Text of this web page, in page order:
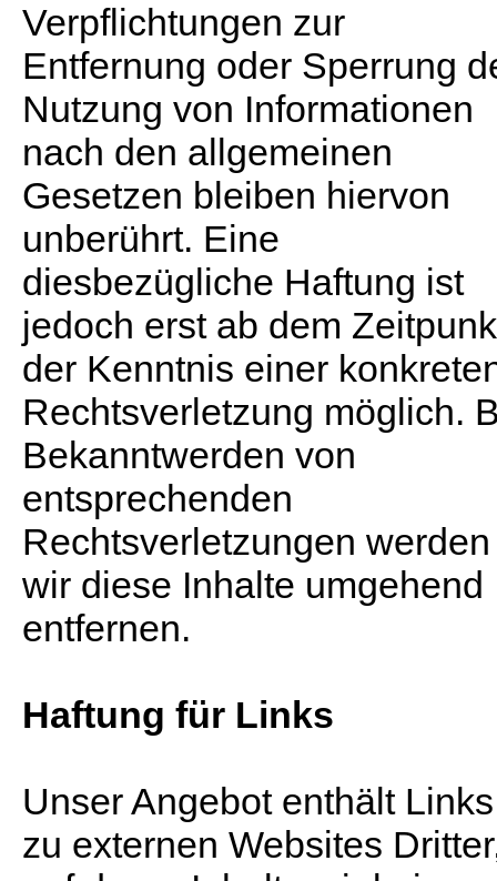
Verpflichtungen zur
Entfernung oder Sperrung
Nutzung von Informationen
nach den allgemeinen
Gesetzen bleiben hiervon
unberührt. Eine
diesbezügliche Haftung ist
jedoch erst ab dem
der Kenntnis einer
Rechtsverletzung möglich.
Bekanntwerden von
entsprechenden
Rechtsverletzungen werden
wir diese Inhalte umgehend
entfernen.
Haftung für Links
Unser Angebot enthält Links
zu externen Websites